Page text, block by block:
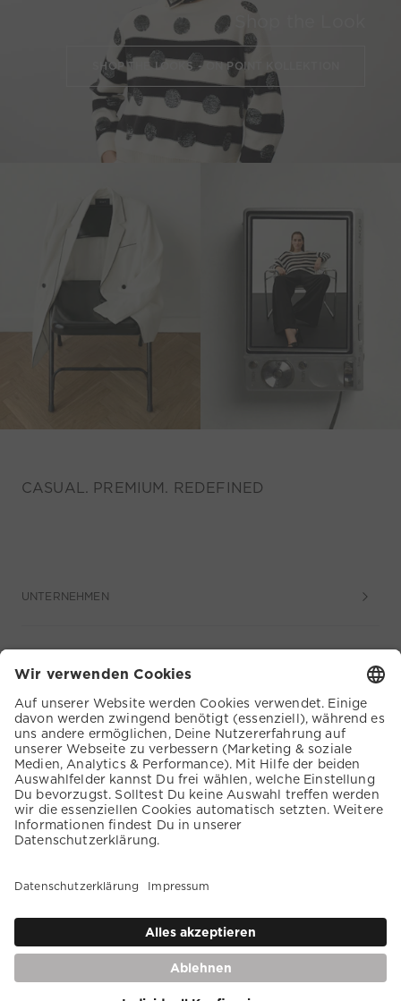
SHOP THE LOOKS - ON POINT KOLLEKTION
CASUAL. PREMIUM. REDEFINED
UNTERNEHMEN
KUNDENSERVICE
COOKIE EINSTELLUNGEN
AGB
BARRIEREFREIHEIT